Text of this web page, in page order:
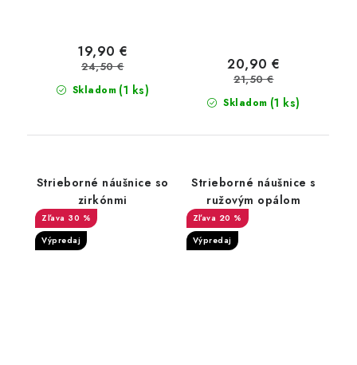
Skladom (1 ks)
19,90 €
24,50 €
Skladom (1 ks)
20,90 €
21,50 €
Strieborné náušnice so
zirkónmi
30 %
Výpredaj
Strieborné náušnice s
ružovým opálom
20 %
Výpredaj